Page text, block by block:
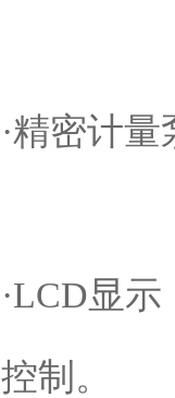
·精密计
·LCD显
控制。